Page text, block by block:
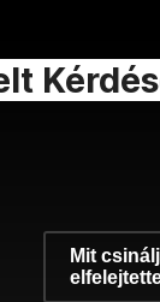
Mit